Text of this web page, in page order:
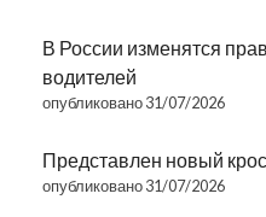
В России изменятся
водителей
опубликовано 31/07/2026
Представлен новый
опубликовано 31/07/2026